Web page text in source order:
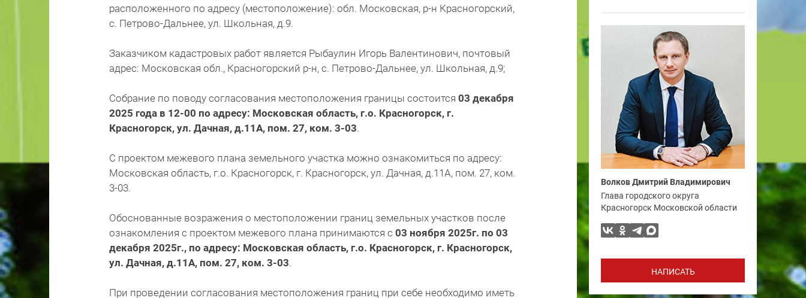
расположенного по адресу (местоположение): обл. Московская, р-н Красногорский,
с. Петрово-Дальнее, ул. Школьная, д.9.
Заказчиком кадастровых работ является Рыбаулин Игорь Валентинович, почтовый
адрес: Московская обл., Красногорский р-н, с. Петрово-Дальнее, ул. Школьная, д.9;
Собрание по поводу согласования местоположения границы состоится 03 декабря
2025 года в 12-00 по адресу: Московская область, г.о. Красногорск, г.
Красногорск, ул. Дачная, д.11А, пом. 27, ком. 3-03.
С проектом межевого плана земельного участка можно ознакомиться по адресу:
Московская область, г.о. Красногорск, г. Красногорск, ул. Дачная, д.11А, пом. 27, ком.
3-03.
Обоснованные возражения о местоположении границ земельных участков после
ознакомления с проектом межевого плана принимаются с 03 ноября 2025г. по 03
декабря 2025г., по адресу: Московская область, г.о. Красногорск, г. Красногорск,
ул. Дачная, д.11А, пом. 27, ком. 3-03.
При проведении согласования местоположения границ при себе необходимо иметь
Волков Дмитрий Владимирович
Глава городского округа
Красногорск Московской области
НАПИСАТЬ